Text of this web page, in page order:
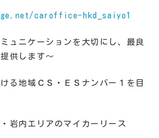
caroffice-hkd_saiyo1
ュニケーションを大切にし、最良
供します～
る地域ＣＳ・ＥＳナンバー１を目
岩内エリアのマイカーリース